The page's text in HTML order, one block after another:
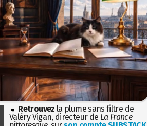
Retrouvez la plume sans filtre de
Valéry Vigan, directeur de La France